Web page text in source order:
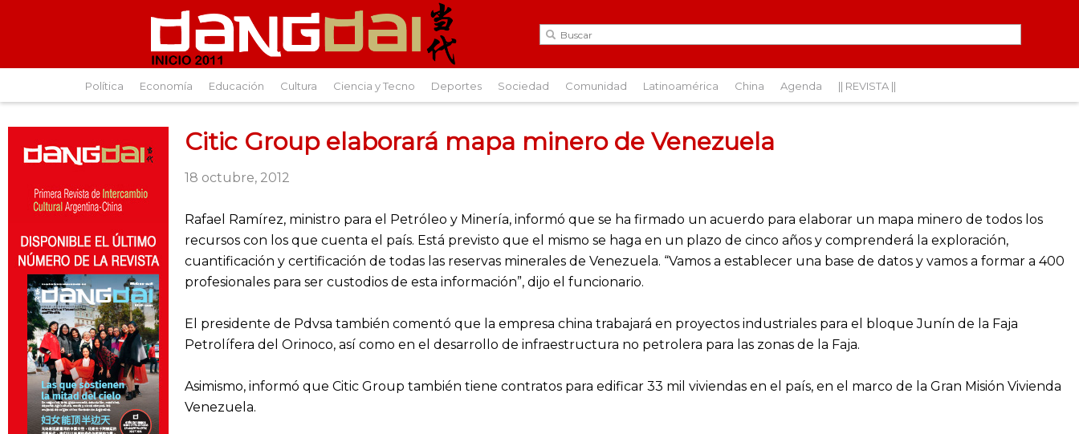
Política Economía Educación Cultura Ciencia y Tecno Deportes Sociedad Comunidad Latinoamérica China Agenda || REVISTA ||
Citic Group elaborará mapa minero de Venezuela
18 octubre, 2012
Rafael Ramírez, ministro para el Petróleo y Minería, informó que se ha firmado un acuerdo para elaborar un mapa minero de todos los
recursos con los que cuenta el país. Está previsto que el mismo se haga en un plazo de cinco años y comprenderá la exploración,
cuantificación y certificación de todas las reservas minerales de Venezuela. “Vamos a establecer una base de datos y vamos a formar a 400
profesionales para ser custodios de esta información”, dijo el funcionario.
El presidente de Pdvsa también comentó que la empresa china trabajará en proyectos industriales para el bloque Junín de la Faja
Petrolífera del Orinoco, así como en el desarrollo de infraestructura no petrolera para las zonas de la Faja.
Asimismo, informó que Citic Group también tiene contratos para edificar 33 mil viviendas en el país, en el marco de la Gran Misión Vivienda
Venezuela.